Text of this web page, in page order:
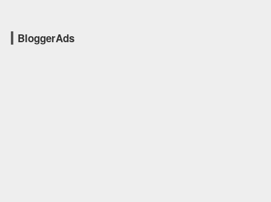
BloggerAds